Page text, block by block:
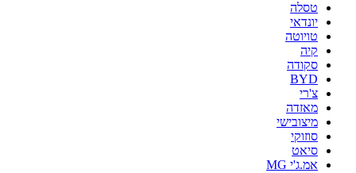
טסלה
יונדאי
טויוטה
קיה
סקודה
BYD
צ'רי
מאזדה
מיצובישי
סוזוקי
סיאט
אמ.ג'י MG